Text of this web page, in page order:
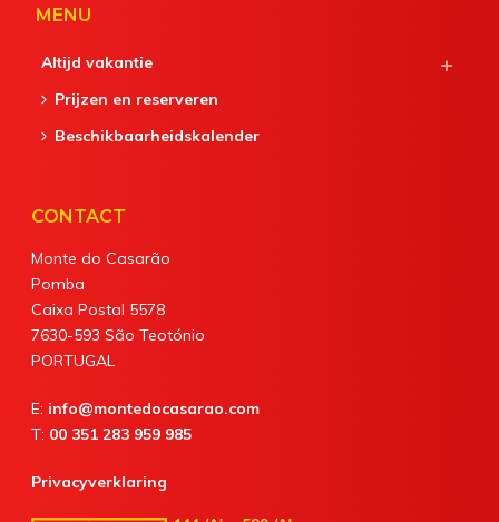
MENU
Altijd vakantie
Prijzen en reserveren
Beschikbaarheidskalender
CONTACT
Monte do Casarão
Pomba
Caixa Postal 5578
7630-593 São Teotónio
PORTUGAL
E: info@montedocasarao.com
T: 00 351 283 959 985
Privacyverklaring